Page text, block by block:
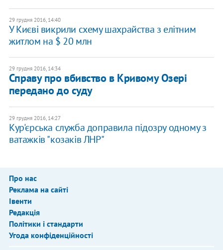
29 грудня 2016, 14:40
У Києві викрили схему шахрайства з елітним
житлом на $ 20 млн
29 грудня 2016, 14:34
Справу про вбивство в Кривому Озері
передано до суду
29 грудня 2016, 14:27
Кур'єрська служба доправила підозру одному з
ватажків "козаків ЛНР"
Про нас
Реклама на сайті
Івенти
Редакція
Політики і стандарти
Угода конфіденційності